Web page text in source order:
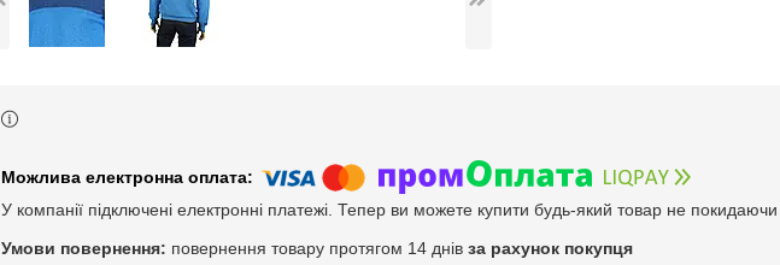
У компанії підключені електронні платежі. Тепер ви можете купити будь-який товар не покидаючи
повернення товару протягом 14 днів за рахунок покупця